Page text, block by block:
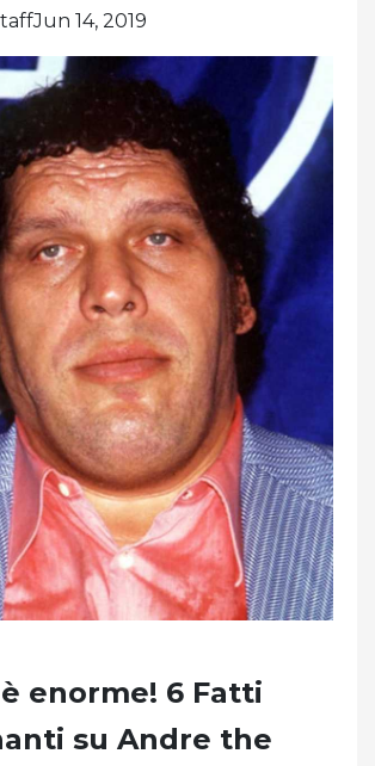
14, 2019
enorme! 6 Fatti
su Andre the